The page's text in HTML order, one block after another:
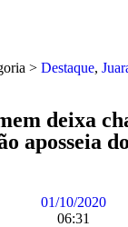
> Destaque,
deixa
aposseia
01/10/2020
06:31